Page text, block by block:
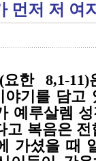
먼저 저 여
요한 8,1-
야기를 담고
예루살렘
고 복음은
가셨을 때